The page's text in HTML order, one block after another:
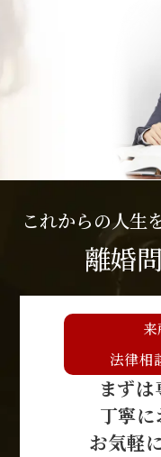
これからの人生
離婚
法律相
まず
丁寧に
お気軽